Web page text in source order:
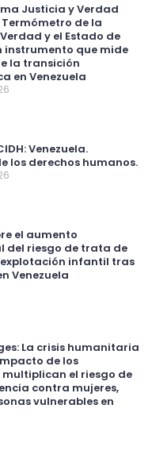
Justicia y Verdad
de la
y el Estado de
instrumento que mide
la transición
en Venezuela
Venezuela.
los derechos humanos.
el aumento
del riesgo de trata de
explotación infantil tras
Venezuela
La crisis humanitaria
de los
el riesgo de
contra mujeres,
vulnerables en